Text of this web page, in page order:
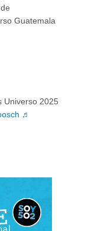
Guatemala
Universo 2025
♬